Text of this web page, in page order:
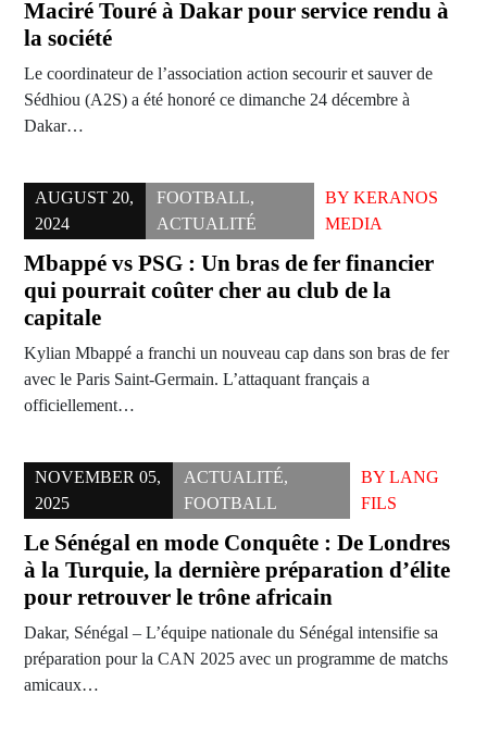
Maciré Touré à Dakar pour service rendu à
la société
Le coordinateur de l’association action secourir et sauver de
Sédhiou (A2S) a été honoré ce dimanche 24 décembre à
Dakar…
AUGUST 20,
2024
FOOTBALL,
ACTUALITÉ
BY KERANOS
MEDIA
Mbappé vs PSG : Un bras de fer financier
qui pourrait coûter cher au club de la
capitale
Kylian Mbappé a franchi un nouveau cap dans son bras de fer
avec le Paris Saint-Germain. L’attaquant français a
officiellement…
NOVEMBER 05,
2025
ACTUALITÉ,
FOOTBALL
BYLANG
FILS
Le Sénégal en mode Conquête : De Londres
à la Turquie, la dernière préparation d’élite
pour retrouver le trône africain
Dakar, Sénégal – L’équipe nationale du Sénégal intensifie sa
préparation pour la CAN 2025 avec un programme de matchs
amicaux…